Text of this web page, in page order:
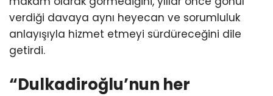
verdiği davaya aynı heyecan ve sorumluluk
anlayışıyla hizmet etmeyi sürdüreceğini dile
getirdi.
“Dulkadiroğlu’nun her